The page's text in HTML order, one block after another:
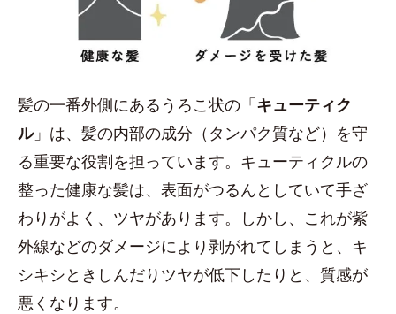
髪の一番外側にあるうろこ状の「キューティク
ル」は、髪の内部の成分（タンパク質など）を守
る重要な役割を担っています。キューティクルの
整った健康な髪は、表面がつるんとしていて手ざ
わりがよく、ツヤがあります。しかし、これが紫
外線などのダメージにより剥がれてしまうと、キ
シキシときしんだりツヤが低下したりと、質感が
悪くなります。